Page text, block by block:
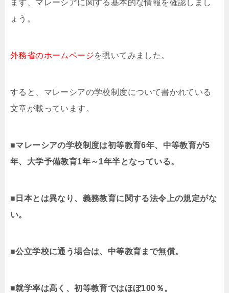
まず、マレーシアに関する基本的な情報を確認しまし
ょう。
外務省のホームページを覗いてみました。
すると、マレーシアの学校制度について書かれている
文章が載っています。
■マレーシアの学校制度は初等教育6年、中等教育が5
年、大学予備教育1年～1年半となっている。
■日本とは異なり、義務教育に関する法令上の規定がな
い。
■公立学校に通う場合は、中等教育まで無償。
■就学率は高く、初等教育ではほぼ100％。